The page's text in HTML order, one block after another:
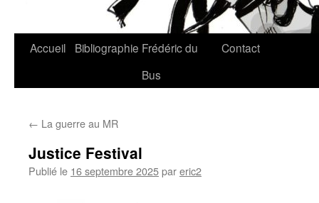
Accueil Bibliographie Frédéric du
Bus
Contact
← La guerre au MR
Justice Festival
Publié le 16 septembre 2025pareric2